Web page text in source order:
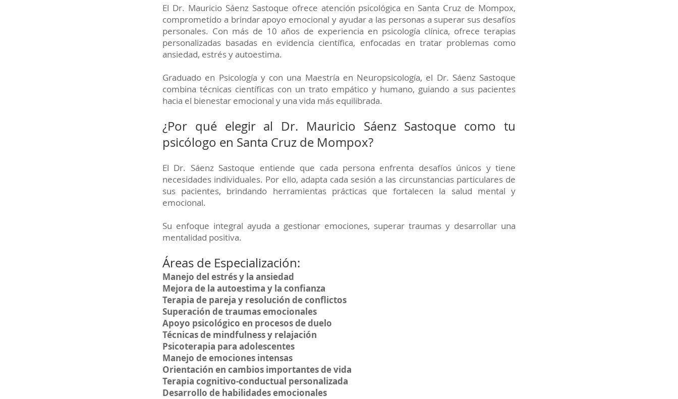
El Dr. Mauricio Sáenz Sastoque ofrece atención psicológica en Santa Cruz de Mompox,
comprometido a brindar apoyo emocional y ayudar a las personas a superar sus desafíos
personales. Con más de 10 años de experiencia en psicología clínica, ofrece terapias
personalizadas basadas en evidencia científica, enfocadas en tratar problemas como
ansiedad, estrés y autoestima.
Graduado en Psicología y con una Maestría en Neuropsicología, el Dr. Sáenz Sastoque
combina técnicas científicas con un trato empático y humano, guiando a sus pacientes
hacia el bienestar emocional y una vida más equilibrada.
¿Por qué elegir al Dr. Mauricio Sáenz Sastoque como tu
psicólogo en Santa Cruz de Mompox?
El Dr. Sáenz Sastoque entiende que cada persona enfrenta desafíos únicos y tiene
necesidades individuales. Por ello, adapta cada sesión a las circunstancias particulares de
sus pacientes, brindando herramientas prácticas que fortalecen la salud mental y
emocional.
Su enfoque integral ayuda a gestionar emociones, superar traumas y desarrollar una
mentalidad positiva.
Áreas de Especialización:
Manejo del estrés y la ansiedad
Mejora de la autoestima y la confianza
Terapia de pareja y resolución de conflictos
Superación de traumas emocionales
Apoyo psicológico en procesos de duelo
Técnicas de mindfulness y relajación
Psicoterapia para adolescentes
Manejo de emociones intensas
Orientación en cambios importantes de vida
Terapia cognitivo-conductual personalizada
Desarrollo de habilidades emocionales